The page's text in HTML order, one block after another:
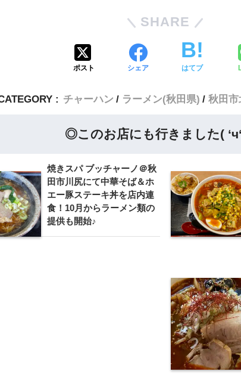
SHARE
ポスト シェア はてブ
: チャーハン ラーメン(秋田県) 秋田市
◎このお店にも行きました(
焼きスパ ブッチャーノ＠秋
田市川尻にて中華そば＆ホ
エー豚ステーキ丼を店内連
食！10月からラーメン類の
提供も開始♪